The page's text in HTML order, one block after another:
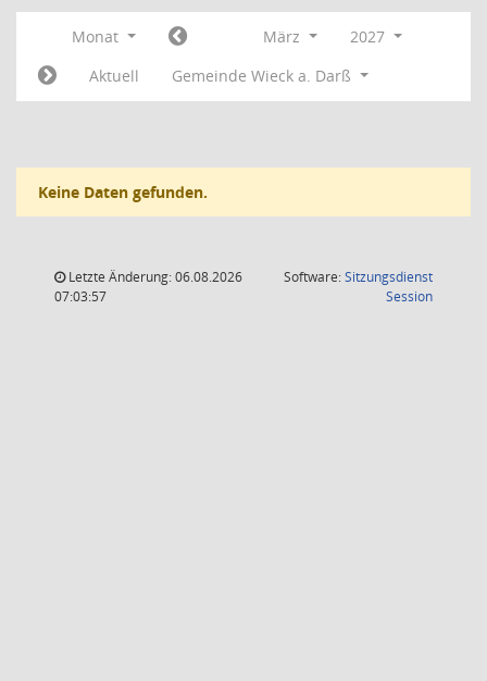
Monat März
2027
Aktuell
Gemeinde Wieck a. Darß
Keine Daten gefunden.
Letzte Änderung: 06.08.2026
07:03:57
Software:Sitzungsdienst
Session(Wird in